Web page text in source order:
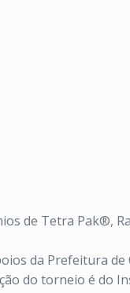
de Tetra Pak®,
da Prefeitura de
do torneio é do